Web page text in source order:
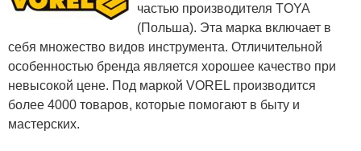
частью производителя TOYA
(Польша). Эта марка включает в
себя множество видов инструмента. Отличительной
особенностью бренда является хорошее качество при
невысокой цене. Под маркой VOREL производится
более 4000 товаров, которые помогают в быту и
мастерских.